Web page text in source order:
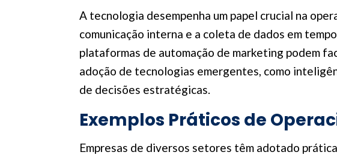
A tecnologia desempenha um papel crucial na
comunicação interna e a coleta de dados em
plataformas de automação de marketing podem
adoção de tecnologias emergentes, como
de decisões estratégicas.
Exemplos Práticos de
Empresas de diversos setores têm adotado